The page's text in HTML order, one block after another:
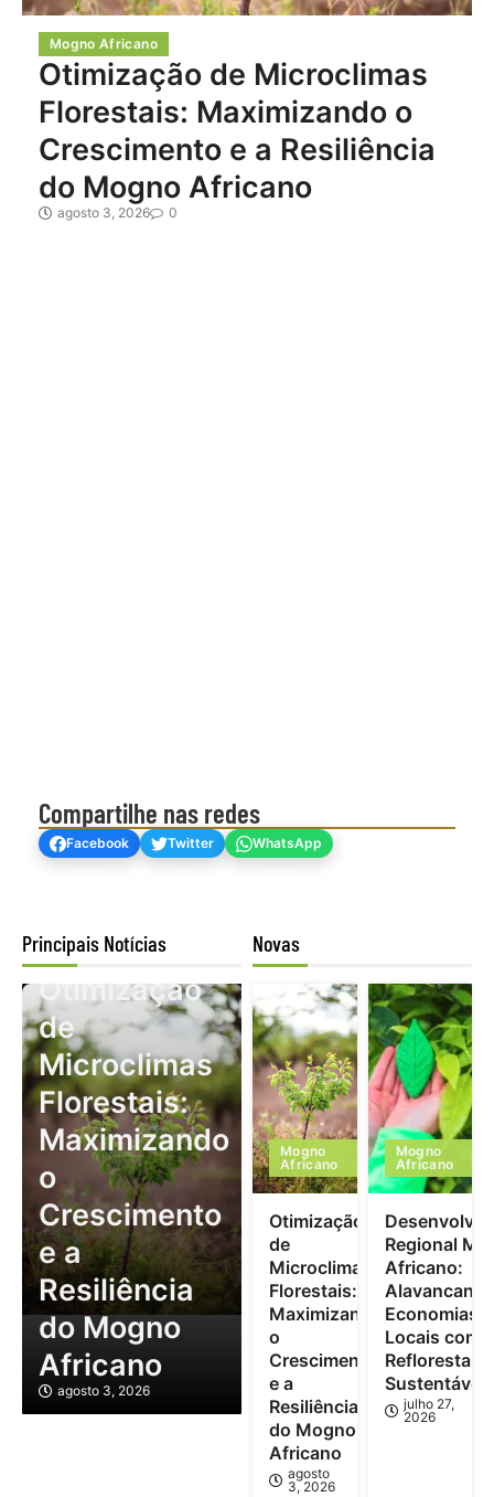
Mogno Africano
Otimização de Microclimas
Florestais: Maximizando o
Crescimento e a Resiliência
do Mogno Africano
agosto 3, 2026 0
Compartilhe nas redes
Facebook Twitter WhatsApp
Principais Notícias
Mogno Africano
Otimização
de
Microclimas
Florestais:
Maximizando
o
Crescimento
e a
Resiliência
do Mogno
Africano
agosto 3, 2026
Novas
Mogno
Africano
Otimização
de
Microclimas
Florestais:
Maximizando
o
Crescimento
e a
Resiliência
do Mogno
Africano
agosto
3, 2026
Mogno
Africano
Regional
Africano:
Economias
Locais com
Sustentável
julho 27,
2026